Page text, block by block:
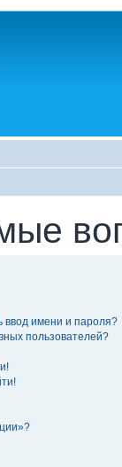
ввод имени и пароля?
пользователей?